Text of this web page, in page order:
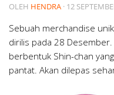
OLEH HENDRA · 12
Sebuah merchandise
dirilis pada 28
berbentuk Shin-chan
pantat. Akan dilepas